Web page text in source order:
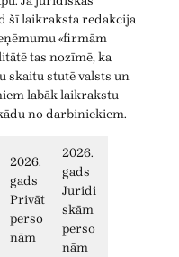
šī laikraksta redakcija
«firmām
tas nozīmē, ka
skaitu stutē valsts un
labāk laikrakstu
no darbiniekiem.
2026.
gads
Privāt
perso
nām
2026.
gads
Juridi
skām
perso
nām